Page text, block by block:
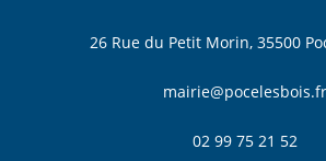
26 Rue du Petit Morin, 35500
mairie@pocelesbois.fr
02 99 75 21 52